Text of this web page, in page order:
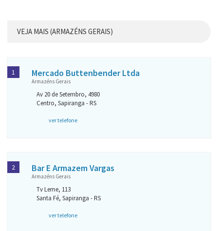
VEJA MAIS (ARMAZÉNS GERAIS)
Mercado Buttenbender Ltda
Armazéns Gerais
Av 20 de Setembro, 4980
Centro, Sapiranga - RS
ver telefone
1
Bar E Armazem Vargas
Armazéns Gerais
Tv Leme, 113
Santa Fé, Sapiranga - RS
ver telefone
2